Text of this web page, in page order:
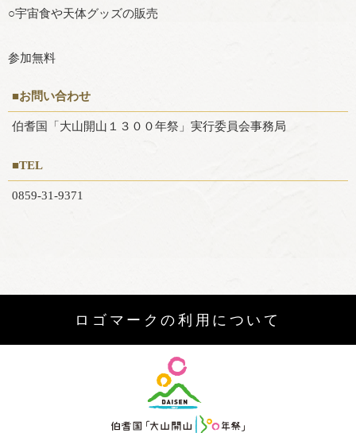
○宇宙食や天体グッズの販売
参加無料
■お問い合わせ
伯耆国「大山開山１３００年祭」実行委員会事務局
■TEL
0859-31-9371
ロゴマークの利用について